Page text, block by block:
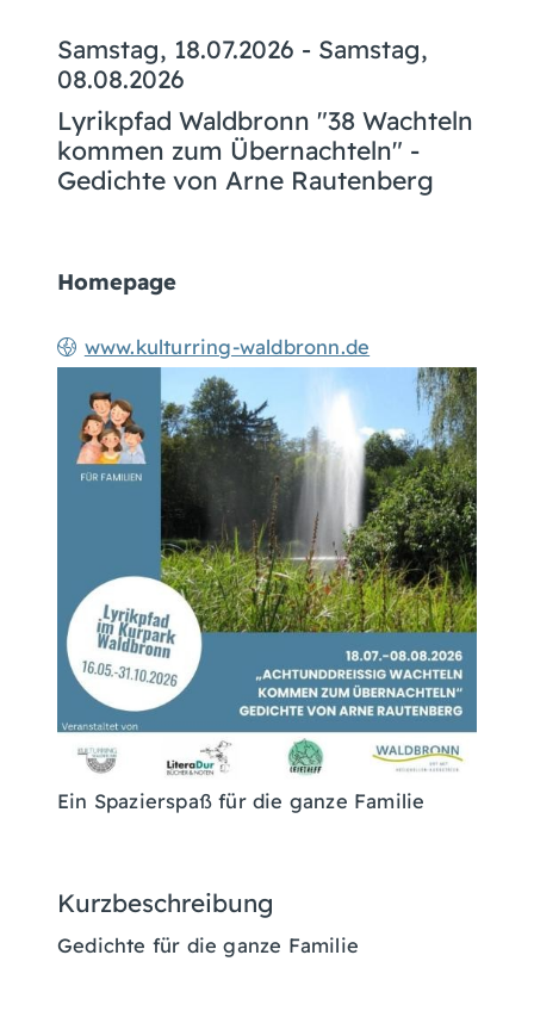
Samstag, 18.07.2026 - Samstag,
08.08.2026
Lyrikpfad Waldbronn "38 Wachteln
kommen zum Übernachteln" -
Gedichte von Arne Rautenberg
Homepage
www.kulturring-waldbronn.de
Ein Spazierspaß für die ganze Familie
Kurzbeschreibung
Gedichte für die ganze Familie